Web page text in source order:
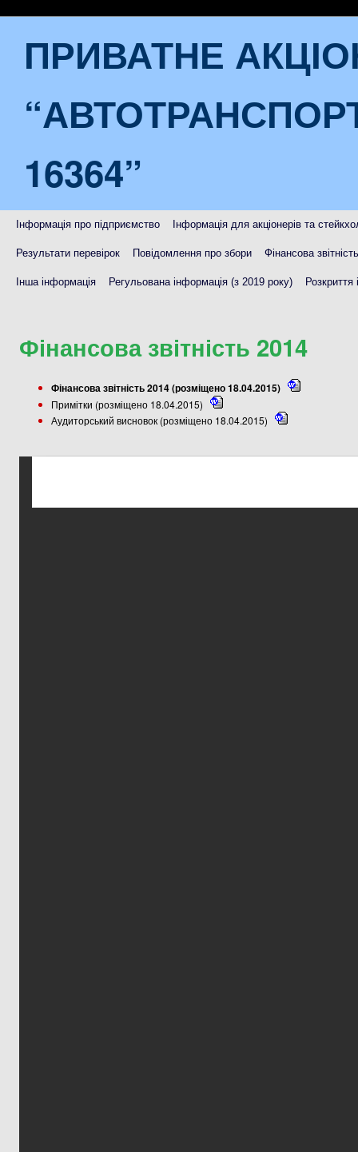
ПРИВАТНЕ
16364”
Інформація про підприємство Інформація для акціонерів та
Результати перевірок Повідомлення про збори Фінансова
Інша інформація Регульована інформація (з 2019 року) Розкриття
Фінансова звітність 2014
Фінансова звітність 2014 (розміщено 18.04.2015)
Примітки (розміщено 18.04.2015)
Аудиторський висновок (розміщено 18.04.2015)